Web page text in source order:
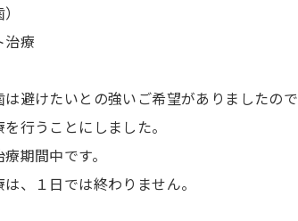
治療
は避けたいとの強いご希望がありましたので
行うことにしました。
期間中です。
、１日では終わりません。